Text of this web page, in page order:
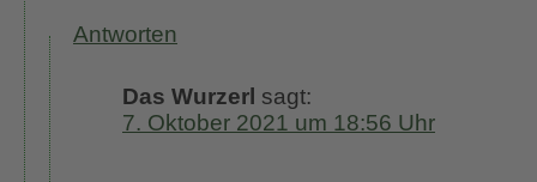
Antworten
Das Wurzerl sagt:
7. Oktober 2021 um 18:56 Uhr